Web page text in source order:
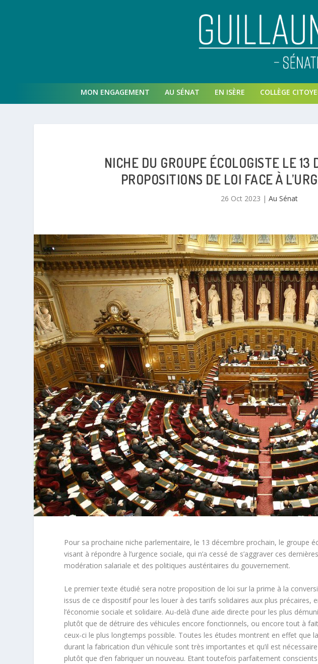
MON ENGAGEMENT AU SÉNAT EN ISÈRE COLLÈGE
NICHE DU GROUPE ÉCOLOGISTE LE 13
PROPOSITIONS DE LOI FACE À
26 Oct 2023 |Au Sénat
Pour sa prochaine niche parlementaire, le 13 décembre prochain, le groupe
visant à répondre à l’urgence sociale, qui n’a cessé de s’aggraver ces
modération salariale et des politiques austéritaires du gouvernement.
Le premier texte étudié sera notre proposition de loi sur la prime à la
issus de ce dispositif pour les louer à des tarifs solidaires aux plus précaires,
l’économie sociale et solidaire. Au-delà d’une aide directe pour les plus
plutôt que de détruire des véhicules encore fonctionnels, ou encore tout à
ceux-ci le plus longtemps possible. Toutes les études montrent en effet que
durant la fabrication d’un véhicule sont très importantes et qu’il est
plutôt que d’en fabriquer un nouveau. Etant toutefois parfaitement